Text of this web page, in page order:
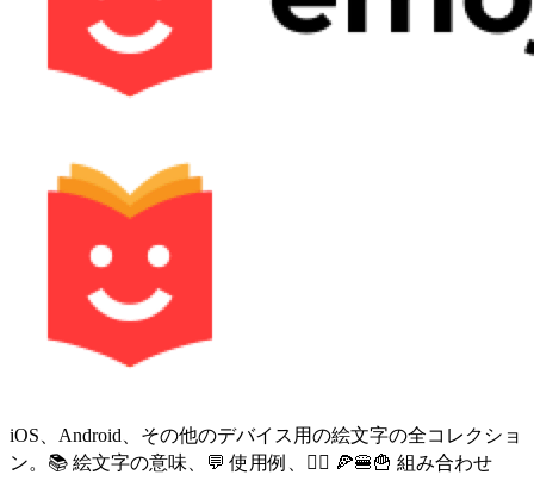
iOS、Android、その他のデバイス用の絵文字の全コレクショ
ン。📚 絵文字の意味、💬 使用例、🙅‍♀️ 🍕🍔🍟 組み合わせ